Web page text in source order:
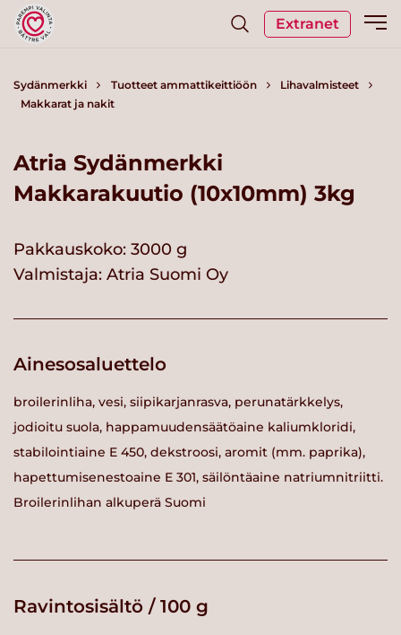
Extranet
Sydänmerkki Tuotteet ammattikeittiöön
Lihavalmisteet
Makkarat ja nakit
Atria Sydänmerkki
Makkarakuutio (10x10mm) 3kg
Pakkauskoko: 3000 g
Valmistaja: Atria Suomi Oy
Ainesosaluettelo
broilerinliha, vesi, siipikarjanrasva, perunatärkkelys,
jodioitu suola, happamuudensäätöaine kaliumkloridi,
stabilointiaine E 450, dekstroosi, aromit (mm. paprika),
hapettumisenestoaine E 301, säilöntäaine natriumnitriitti.
Broilerinlihan alkuperä Suomi
Ravintosisältö / 100 g